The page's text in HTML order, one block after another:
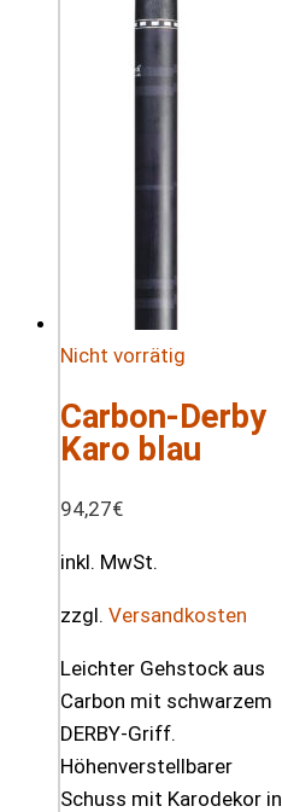
Nicht vorrätig
Carbon-Derby
Karo blau
94,27€
inkl. MwSt.
zzgl. Versandkosten
Leichter Gehstock aus
Carbon mit schwarzem
DERBY-Griff.
Höhenverstellbarer
Schuss mit Karodekor in